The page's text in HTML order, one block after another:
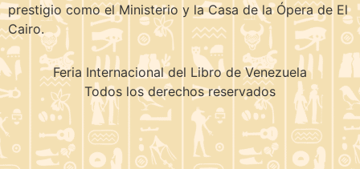
prestigio como el Ministerio y la Casa de la Ópera de El
Cairo.
Feria Internacional del Libro de Venezuela
Todos los derechos reservados